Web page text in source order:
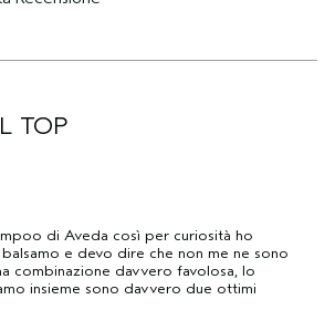
TOP
di Aveda così per curiosità ho
e devo dire che non me ne sono
combinazione davvero favolosa, lo
insieme sono davvero due ottimi